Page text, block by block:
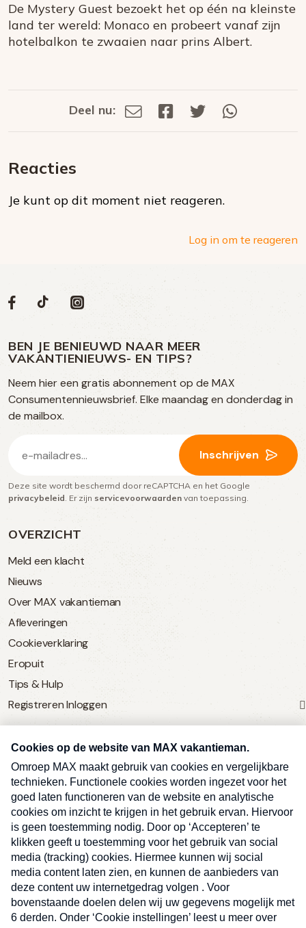
De Mystery Guest bezoekt het op één na kleinste
land ter wereld: Monaco en probeert vanaf zijn
hotelbalkon te zwaaien naar prins Albert.
Deel
social
media
Deel nu:
Deel
Deel
Deel
Reacties
Je kunt op dit moment niet reageren.
Log in om te reageren
OVERZICHT
Meld een klacht
Nieuws
Over MAX vakantieman
Afleveringen
Cookieverklaring
Eropuit
Tips & Hulp
Registreren Inloggen
SERVICE
Over Omroep MAX
MAX Vandaag
MAX Meldpunt
Pers
Contact
Algemene voorwaarden
Privacyverklaring
Kwetsbaarheid melden
Volg
op
social
media
Social
Volg
op
Facebook
Volg
op
TikTok
Volg
op
Instagram
BEN JE BENIEUWD NAAR MEER
VAKANTIENIEUWS- EN TIPS?
Neem hier een gratis abonnement op de MAX
Consumentennieuwsbrief. Elke maandag en donderdag in
de mailbox.
mailadres
(Vereist)
Inschrijven
Deze site wordt beschermd door reCAPTCHA en het Google
privacybeleid . Er zijn servicevoorwaarden van toepassing.
Ben je benieuwd naar meer
vakantienieuws- en tips?